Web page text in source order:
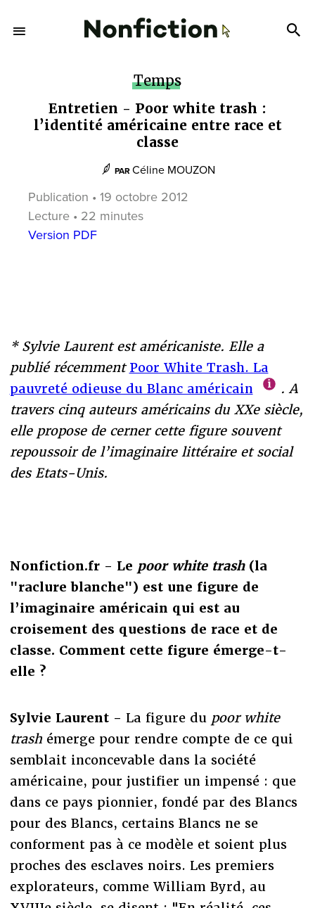
Temps
Entretien - Poor white trash :
l’identité américaine entre race et
classe
PAR Céline MOUZON
Publication • 19 octobre 2012
Lecture • 22 minutes
Version PDF
* Sylvie Laurent est américaniste. Elle a
publié récemmentPoor White Trash. La
pauvreté odieuse du Blanc américain
. A
travers cinq auteurs américains du XXe siècle,
elle propose de cerner cette figure souvent
repoussoir de l’imaginaire littéraire et social
des Etats-Unis.
Nonfiction.fr - Le poor white trash(la
"raclure blanche") est une figure de
l’imaginaire américain qui est au
croisement des questions de race et de
classe. Comment cette figure émerge-t-
elle ?
Sylvie Laurent - La figure du poor white
trashémerge pour rendre compte de ce qui
semblait inconcevable dans la société
américaine, pour justifier un impensé : que
dans ce pays pionnier, fondé par des Blancs
pour des Blancs, certains Blancs ne se
conforment pas à ce modèle et soient plus
proches des esclaves noirs. Les premiers
explorateurs, comme William Byrd, au